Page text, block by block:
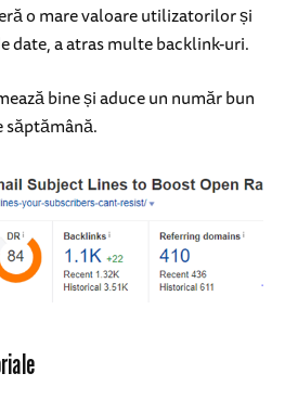
o mare valoare utilizatorilor și
date, a atras multe backlink-uri.
bine și aduce un număr bun
săptămână.